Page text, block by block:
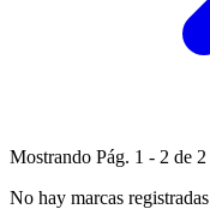
Mostrando Pág. 1 - 2 de 2
No hay marcas registradas